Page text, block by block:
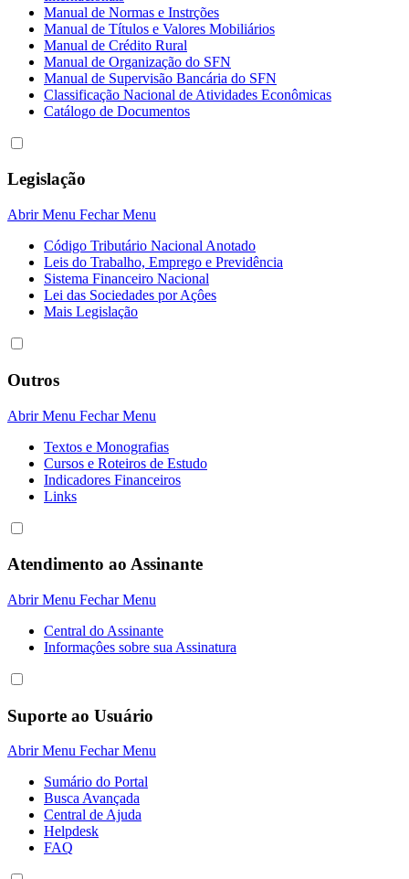
Manual de Normas e Instrções
Manual de Títulos e Valores Mobiliários
Manual de Crédito Rural
Manual de Organização do SFN
Manual de Supervisão Bancária do SFN
Classificação Nacional de Atividades Econômicas
Catálogo de Documentos
Legislação
Abrir Menu Fechar Menu
Código Tributário Nacional Anotado
Leis do Trabalho, Emprego e Previdência
Sistema Financeiro Nacional
Lei das Sociedades por Açôes
Mais Legislação
Outros
Abrir Menu Fechar Menu
Textos e Monografias
Cursos e Roteiros de Estudo
Indicadores Financeiros
Links
Atendimento ao Assinante
Abrir Menu Fechar Menu
Central do Assinante
Informaçôes sobre sua Assinatura
Suporte ao Usuário
Abrir Menu Fechar Menu
Sumário do Portal
Busca Avançada
Central de Ajuda
Helpdesk
FAQ